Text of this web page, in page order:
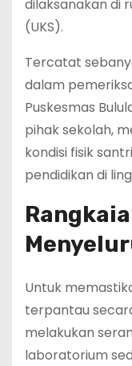
dilaksanakan di
(UKS).
Tercatat
dalam
Puskesmas
pihak sekolah,
kondisi fisik
pendidikan di
Untuk
terpantau
melakukan
laboratorium